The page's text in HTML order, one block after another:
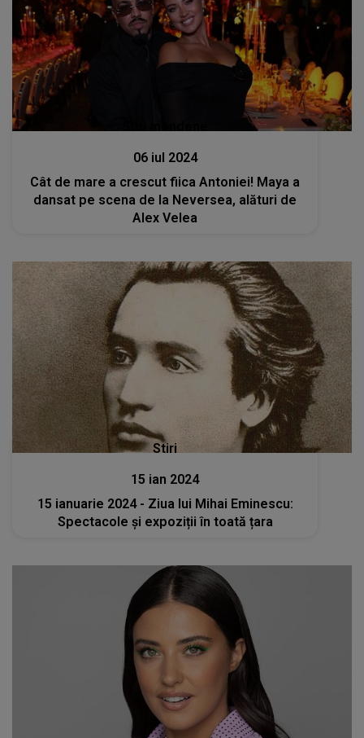
06 iul 2024
Cât de mare a crescut fiica Antoniei! Maya a
dansat pe scena de la Neversea, alături de
Alex Velea
Stiri
15 ian 2024
15 ianuarie 2024 - Ziua lui Mihai Eminescu:
Spectacole și expoziții în toată țara